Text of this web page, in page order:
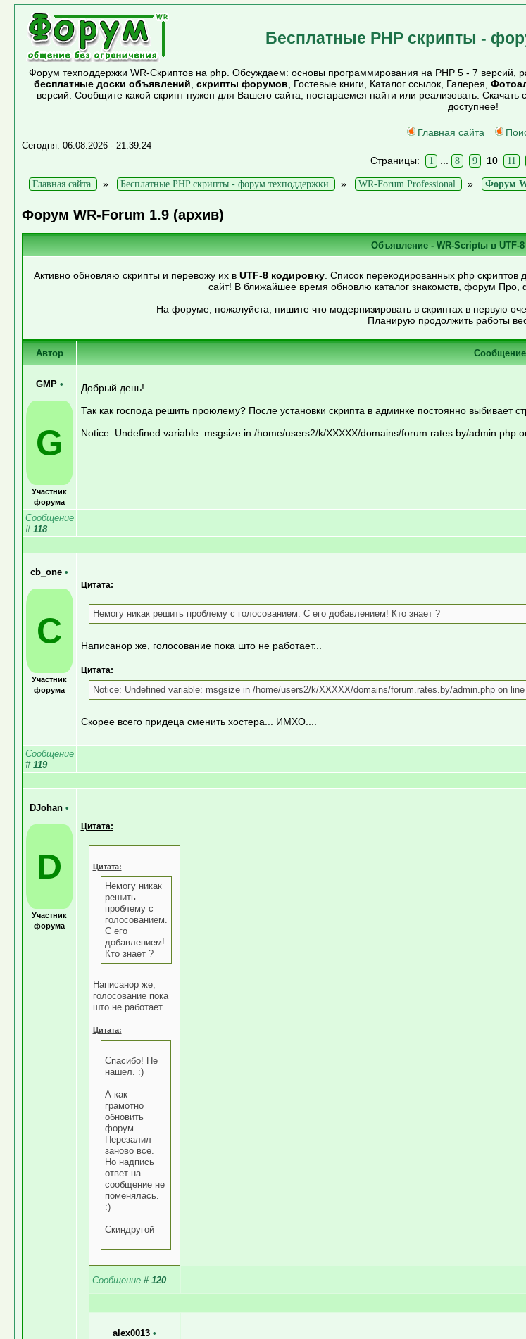
Бесплатные PHP скрипты -
Форум техподдержки WR-Скриптов на php. Обсуждаем: основы программирования на PHP 5 - 7 версий,
бесплатные доски объявлений скрипты форумов , Гостевые книги, Каталог ссылок, Галерея,
версий. Сообщите какой скрипт нужен для Вашего сайта, постараемся найти или реализовать.
доступнее!
Главная сайта
Сегодня: 06.08.2026 - 21:39:24
Страницы: 1 8 9 10 11
Главная сайта » Бесплатные PHP скрипты - форум техподдержки » WR-Forum Professional » Форум
Форум WR-Forum 1.9 (архив)
Объявление - WR-Scriptы в UTF-
Активно обновляю скрипты и перевожу их в UTF-8 кодировку. Список перекодированных php скриптов
сайт! В ближайшее время обновлю каталог знакомств, форум
На форуме, пожалуйста, пишите что модернизировать в скриптах в первую
Планирую продолжить работы
Автор Сообщение
GMP •
G
Участник
форума
Добрый день!
Так как господа решить проюлему? После установки скрипта в админке постоянно выбивает
Notice: Undefined variable: msgsize in /home/users2/k/XXXXX/domains/forum.rates.by/admin.php
Сообщение
# 118
cb_one •
C
Участник
форума
Цитата:
Немогу никак решить проблему с голосованием. С его добавлением! Кто знает ?
Написанор же, голосование пока што не работает...
Цитата:
Notice: Undefined variable: msgsize in /home/users2/k/XXXXX/domains/forum.rates.by/admin.php on line
Скорее всего придеца сменить хостера... ИМХО....
Сообщение
# 119
DJohan •
D
Участник
форума
Цитата:
Цитата:
Немогу никак
решить
проблему с
голосованием.
С его
добавлением!
Кто знает ?
Написанор же,
голосование пока
што не работает...
Цитата:
Спасибо! Не
нашел. :)
А как
грамотно
обновить
форум.
Перезалил
заново все.
Но надпись
ответ на
сообщение не
поменялась.
:)
Скиндругой
Сообщение # 120
alex0013 •